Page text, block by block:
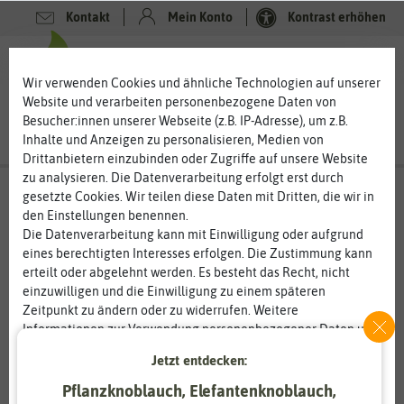
Kontakt Mein Konto Kontrast erhöhen
Wir verwenden Cookies und ähnliche Technologien auf unserer
Website und verarbeiten personenbezogene Daten von
Besucher:innen unserer Webseite (z.B. IP-Adresse), um z.B.
Inhalte und Anzeigen zu personalisieren, Medien von
Drittanbietern einzubinden oder Zugriffe auf unsere Website
zu analysieren. Die Datenverarbeitung erfolgt erst durch
gesetzte Cookies. Wir teilen diese Daten mit Dritten, die wir in
den Einstellungen benennen.
Die Datenverarbeitung kann mit Einwilligung oder aufgrund
eines berechtigten Interesses erfolgen. Die Zustimmung kann
erteilt oder abgelehnt werden. Es besteht das Recht, nicht
einzuwilligen und die Einwilligung zu einem späteren
Zeitpunkt zu ändern oder zu widerrufen. Weitere
Informationen zur Verwendung personenbezogener Daten und
Essenziell Statistik
Jetzt entdecken:
Pflanzknoblauch, Elefantenknoblauch,